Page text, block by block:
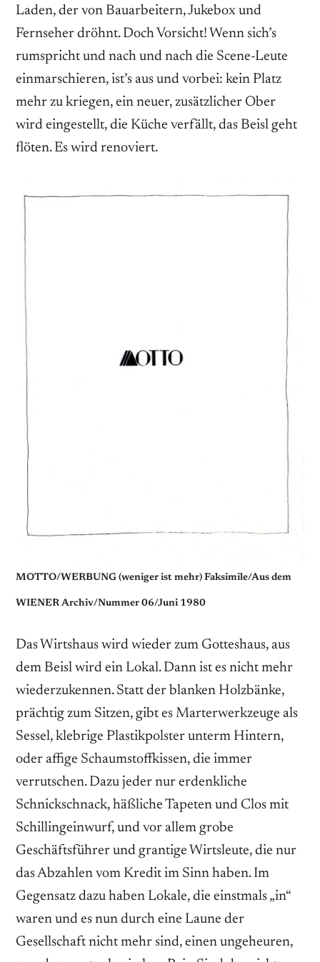
Laden, der von Bauarbeitern, Jukebox und
Fernseher dröhnt. Doch Vorsicht! Wenn sich’s
rumspricht und nach und nach die Scene-Leute
einmarschieren, ist’s aus und vorbei: kein Platz
mehr zu kriegen, ein neuer, zusätzlicher Ober
wird eingestellt, die Küche verfällt, das Beisl geht
flöten. Es wird renoviert.
MOTTO/WERBUNG (weniger ist mehr) Faksimile/Aus dem
WIENER Archiv/Nummer 06/Juni 1980
Das Wirtshaus wird wieder zum Gotteshaus, aus
dem Beisl wird ein Lokal. Dann ist es nicht mehr
wiederzukennen. Statt der blanken Holzbänke,
prächtig zum Sitzen, gibt es Marterwerkzeuge als
Sessel, klebrige Plastikpolster unterm Hintern,
oder affige Schaumstoffkissen, die immer
verrutschen. Dazu jeder nur erdenkliche
Schnickschnack, häßliche Tapeten und Clos mit
Schillingeinwurf, und vor allem grobe
Geschäftsführer und grantige Wirtsleute, die nur
das Abzahlen vom Kredit im Sinn haben. Im
Gegensatz dazu haben Lokale, die einstmals „in“
waren und es nun durch eine Laune der
Gesellschaft nicht mehr sind, einen ungeheuren,